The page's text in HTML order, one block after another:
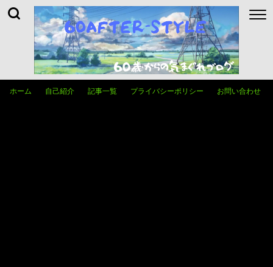
ホーム 自己紹介 記事一覧 プライバシーポリシー お問い合わせ